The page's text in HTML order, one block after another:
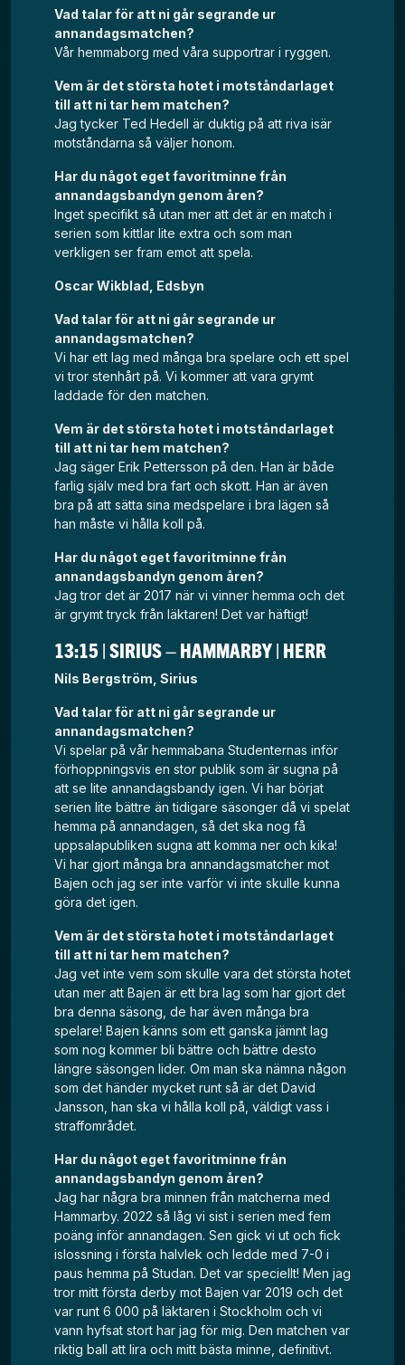
Vad talar för att ni går segrande ur
annandagsmatchen?
Vår hemmaborg med våra supportrar i ryggen.
Vem är det största hotet i motståndarlaget
till att ni tar hem matchen?
Jag tycker Ted Hedell är duktig på att riva isär
motståndarna så väljer honom.
Har du något eget favoritminne från
annandagsbandyn genom åren?
Inget specifikt så utan mer att det är en match i
serien som kittlar lite extra och som man
verkligen ser fram emot att spela.
Oscar Wikblad, Edsbyn
Vad talar för att ni går segrande ur
annandagsmatchen?
Vi har ett lag med många bra spelare och ett spel
vi tror stenhårt på. Vi kommer att vara grymt
laddade för den matchen.
Vem är det största hotet i motståndarlaget
till att ni tar hem matchen?
Jag säger Erik Pettersson på den. Han är både
farlig själv med bra fart och skott. Han är även
bra på att sätta sina medspelare i bra lägen så
han måste vi hålla koll på.
Har du något eget favoritminne från
annandagsbandyn genom åren?
Jag tror det är 2017 när vi vinner hemma och det
är grymt tryck från läktaren! Det var häftigt!
13:15 | SIRIUS – HAMMARBY | HERR
Nils Bergström, Sirius
Vad talar för att ni går segrande ur
annandagsmatchen?
Vi spelar på vår hemmabana Studenternas inför
förhoppningsvis en stor publik som är sugna på
att se lite annandagsbandy igen. Vi har börjat
serien lite bättre än tidigare säsonger då vi spelat
hemma på annandagen, så det ska nog få
uppsalapubliken sugna att komma ner och kika!
Vi har gjort många bra annandagsmatcher mot
Bajen och jag ser inte varför vi inte skulle kunna
göra det igen.
Vem är det största hotet i motståndarlaget
till att ni tar hem matchen?
Jag vet inte vem som skulle vara det största hotet
utan mer att Bajen är ett bra lag som har gjort det
bra denna säsong, de har även många bra
spelare! Bajen känns som ett ganska jämnt lag
som nog kommer bli bättre och bättre desto
längre säsongen lider. Om man ska nämna någon
som det händer mycket runt så är det David
Jansson, han ska vi hålla koll på, väldigt vass i
straffområdet.
Har du något eget favoritminne från
annandagsbandyn genom åren?
Jag har några bra minnen från matcherna med
Hammarby. 2022 så låg vi sist i serien med fem
poäng inför annandagen. Sen gick vi ut och fick
islossning i första halvlek och ledde med 7-0 i
paus hemma på Studan. Det var speciellt! Men jag
tror mitt första derby mot Bajen var 2019 och det
var runt 6 000 på läktaren i Stockholm och vi
vann hyfsat stort har jag för mig. Den matchen var
riktig ball att lira och mitt bästa minne, definitivt.